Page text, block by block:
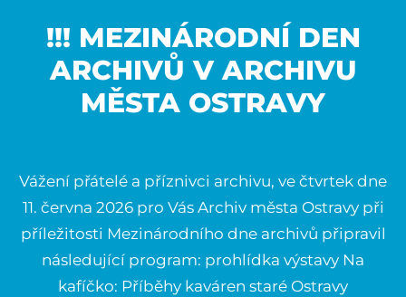
!!! MEZINÁRODNÍ DEN
ARCHIVŮ V ARCHIVU
MĚSTA OSTRAVY
Vážení přátelé a příznivci archivu, ve čtvrtek dne
11. června 2026 pro Vás Archiv města Ostravy při
příležitosti Mezinárodního dne archivů připravil
následující program: prohlídka výstavy Na
kafíčko: Příběhy kaváren staré Ostravy